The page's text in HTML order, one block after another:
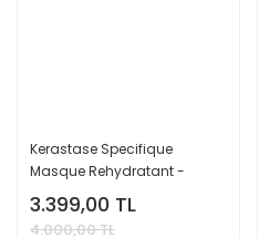
Kerastase Specifique
Masque Rehydratant -
Hasas Nemlendirici Jel
Bakım Maskesi 200 Ml.
3.399,00 TL
4.000,00 TL